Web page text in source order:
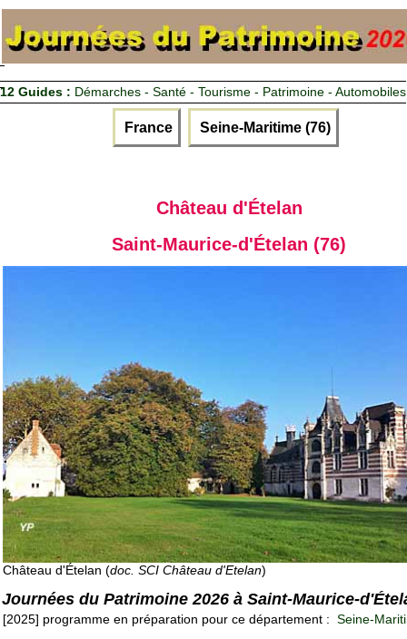
12 Guides : Démarches - Santé - Tourisme - Patrimoine - Automobiles
France Seine-Maritime (76)
Château d'Ételan
Saint-Maurice-d'Ételan (76)
Château d'Ételan (doc. SCI Château d'Etelan)
Journées du Patrimoine 2026 à Saint-Maurice-
[2025] programme en préparation pour ce département : Seine-